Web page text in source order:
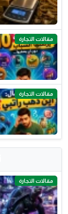
مقالات التجارة
مقالات التجارة
مقالات التجارة